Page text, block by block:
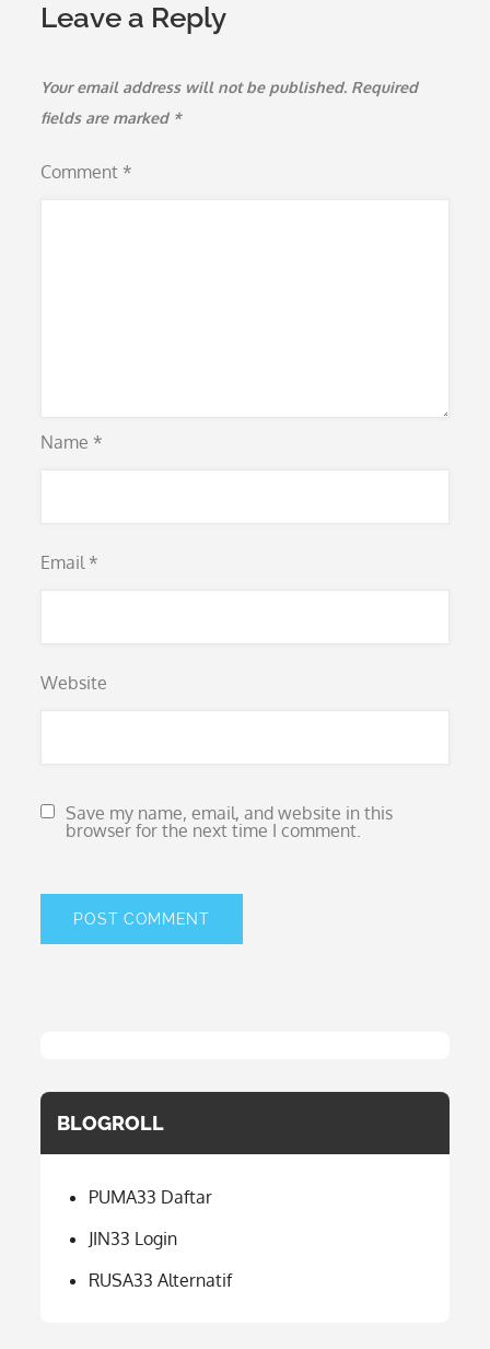
Leave a Reply
Your email address will not be published. Required
fields are marked *
Comment *
Name *
Email *
Website
Save my name, email, and website in this
browser for the next time I comment.
BLOGROLL
PUMA33 Daftar
JIN33 Login
RUSA33 Alternatif